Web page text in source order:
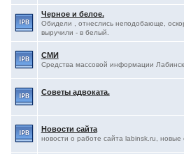
Черное и белое.
Обидели , отнеслись неподобающе,
выручили - в белый.
СМИ
Средства массовой информации
Советы адвоката.
Новости сайта
новости о работе сайта labinsk.ru, новые